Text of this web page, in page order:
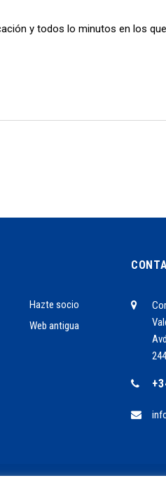
y todos lo minutos en los
Hazte socio
Web antigua